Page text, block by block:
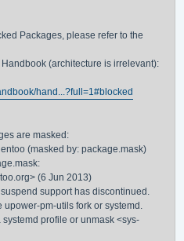
Packages, please refer to the
(architecture is irrelevant):
hand...?full=1#blocked
are masked:
(masked by: package.mask)
(6 Jun 2013)
support has discontinued.
pm-utils fork or systemd.
profile or unmask <sys-